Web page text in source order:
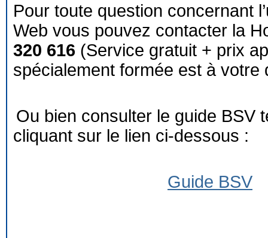
Pour toute question concernant
Web vous pouvez contacter la
320 616 (Service gratuit + prix
spécialement formée est à votre
Ou bien consulter le guide BSV
cliquant sur le lien ci-dessous :
Guide BSV